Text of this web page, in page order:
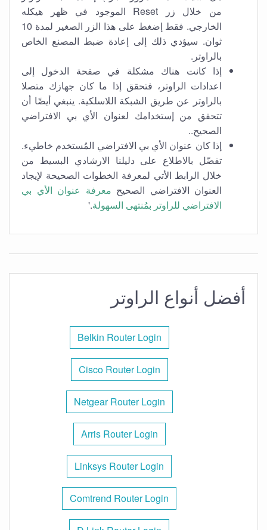
من خلال زر Reset الموجود في ظهر هيكله
الخارجي. فقط إضغط على هذا الزر الصغير لمدة 10
ثوان. سيؤدي ذلك إلى إعادة ضبط المصنع الخاص
بالراوتر.
إذا كانت هناك مشكلة في صفحة الدخول إلى
اعدادات الراوتر، فتحقق إذا ما كان جهازك متصلا
بالراوتر عن طريق الشبكة اللاسلكية. ينبغي أيضًا أن
تتحقق من إستخدامك لعنوان الأي بي الافتراضي
الصحيح..
إذا كان عنوان الأي بي الافتراضي المُستخدم خاطيء.
تفضّل بالاطلاع على دليلنا الارشادي البسيط من
خلال الرابط الأتي لمعرفة الخطوات الصحيحة لإيجاد
العنوان الافتراضي الصحيح معرفة عنوان الأي بي
الافتراضي للراوتر بمُنتهى السهولة.'
أفضل أنواع الراوتر
Belkin Router Login
Cisco Router Login
Netgear Router Login
Arris Router Login
Linksys Router Login
Comtrend Router Login